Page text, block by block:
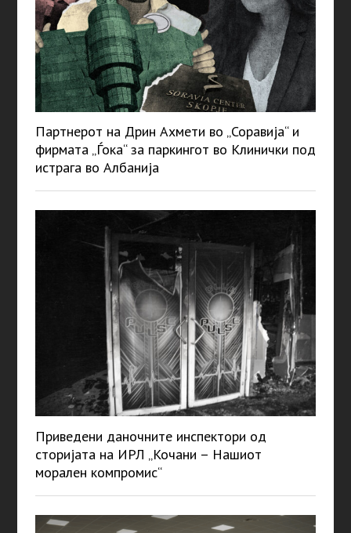
Партнерот на Дрин Ахмети во „Соравија“ и
фирмата „Ѓока“ за паркингот во Клинички под
истрага во Албанија
Приведени даночните инспектори од
сторијата на ИРЛ „Кочани – Нашиот
морален компромис“